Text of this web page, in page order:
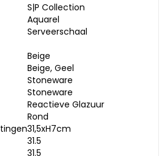
S|P Collection
Aquarel
Serveerschaal
Beige
Beige, Geel
Stoneware
Stoneware
Reactieve Glazuur
Rond
31,5xH7cm
31.5
31.5